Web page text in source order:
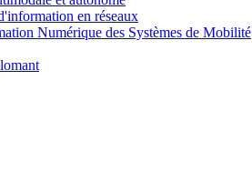
en réseaux
Numérique des Systèmes de Mobilité